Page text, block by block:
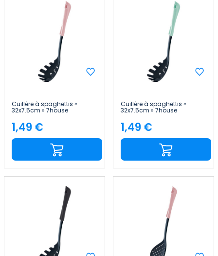
Cuillère à spaghettis «
32x7.5cm » 7house
Price
1,49 €
Cuillère à spaghettis «
32x7.5cm » 7house
Price
1,49 €